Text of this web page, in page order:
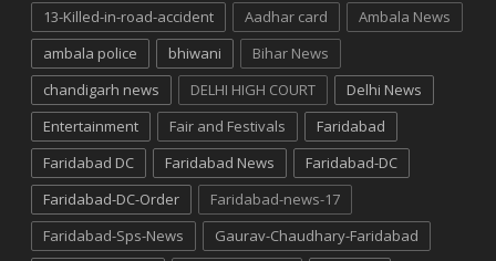
13-Killed-in-road-accident Aadhar card
Ambala News
ambala police
bhiwani
Bihar News
chandigarh news
DELHI HIGH COURT
Delhi News
Entertainment
Fair and Festivals
Faridabad
Faridabad DC
Faridabad News
Faridabad-DC
Faridabad-DC-Order
Faridabad-news-17
Faridabad-Sps-News
Gaurav-Chaudhary-Faridabad